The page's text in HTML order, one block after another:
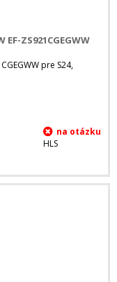
EF-ZS921CGEGWW
pre S24,
HLS